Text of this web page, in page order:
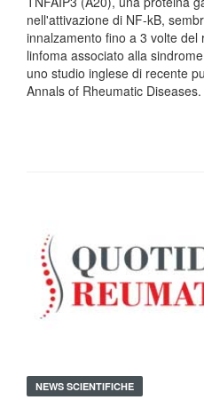
nell'attivazione di NF-kB,
innalzamento fino a 3 volte del
linfoma associato alla
uno studio inglese di recente
Annals of Rheumatic Diseases.
NEWS SCIENTIFICHE